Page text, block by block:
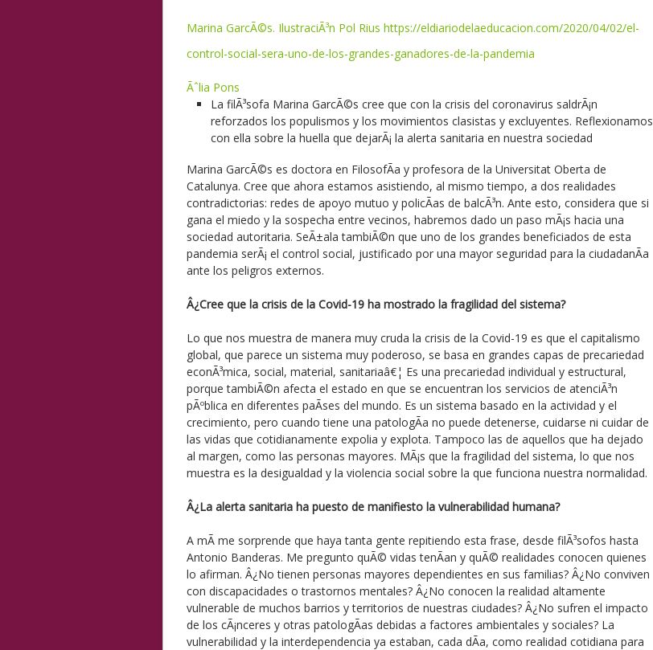
Marina GarcÃ©s. IlustraciÃ³n Pol Rius https://eldiariodelaeducacion.com/2020/04/02/el-
control-social-sera-uno-de-los-grandes-ganadores-de-la-pandemia
Ãˆlia Pons
La filÃ³sofa Marina GarcÃ©s cree que con la crisis del coronavirus saldrÃ¡n
reforzados los populismos y los movimientos clasistas y excluyentes. Reflexionamos
con ella sobre la huella que dejarÃ¡ la alerta sanitaria en nuestra sociedad
Marina GarcÃ©s es doctora en FilosofÃ­a y profesora de la Universitat Oberta de
Catalunya. Cree que ahora estamos asistiendo, al mismo tiempo, a dos realidades
contradictorias: redes de apoyo mutuo y policÃ­as de balcÃ³n. Ante esto, considera que si
gana el miedo y la sospecha entre vecinos, habremos dado un paso mÃ¡s hacia una
sociedad autoritaria. SeÃ±ala tambiÃ©n que uno de los grandes beneficiados de esta
pandemia serÃ¡ el control social, justificado por una mayor seguridad para la ciudadanÃ­a
ante los peligros externos.
Â¿Cree que la crisis de la Covid-19 ha mostrado la fragilidad del sistema?
Lo que nos muestra de manera muy cruda la crisis de la Covid-19 es que el capitalismo
global, que parece un sistema muy poderoso, se basa en grandes capas de precariedad
econÃ³mica, social, material, sanitariaâ€¦ Es una precariedad individual y estructural,
porque tambiÃ©n afecta el estado en que se encuentran los servicios de atenciÃ³n
pÃºblica en diferentes paÃ­ses del mundo. Es un sistema basado en la actividad y el
crecimiento, pero cuando tiene una patologÃ­a no puede detenerse, cuidarse ni cuidar de
las vidas que cotidianamente expolia y explota. Tampoco las de aquellos que ha dejado
al margen, como las personas mayores. MÃ¡s que la fragilidad del sistema, lo que nos
muestra es la desigualdad y la violencia social sobre la que funciona nuestra normalidad.
Â¿La alerta sanitaria ha puesto de manifiesto la vulnerabilidad humana?
A mÃ­ me sorprende que haya tanta gente repitiendo esta frase, desde filÃ³sofos hasta
Antonio Banderas. Me pregunto quÃ© vidas tenÃ­an y quÃ© realidades conocen quienes
lo afirman. Â¿No tienen personas mayores dependientes en sus familias? Â¿No conviven
con discapacidades o trastornos mentales? Â¿No conocen la realidad altamente
vulnerable de muchos barrios y territorios de nuestras ciudades? Â¿No sufren el impacto
de los cÃ¡nceres y otras patologÃ­as debidas a factores ambientales y sociales? La
vulnerabilidad y la interdependencia ya estaban, cada dÃ­a, como realidad cotidiana para